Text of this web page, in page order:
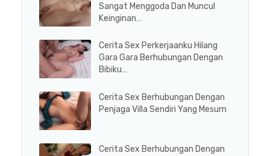
Sangat Menggoda Dan Muncul
Keinginan…
Cerita Sex Perkerjaanku Hilang
Gara Gara Berhubungan Dengan
Bibiku…
Cerita Sex Berhubungan Dengan
Penjaga Villa Sendiri Yang Mesum
Cerita Sex Berhubungan Dengan